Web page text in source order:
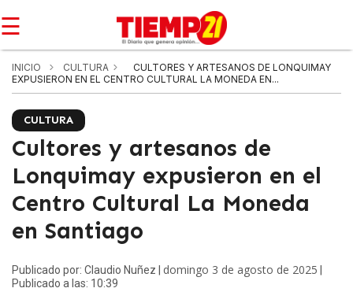
☰
INICIO CULTURA
CULTORES Y ARTESANOS DE LONQUIMAY
EXPUSIERON EN EL CENTRO CULTURAL LA MONEDA EN...
CULTURA
Cultores y artesanos de
Lonquimay expusieron en el
Centro Cultural La Moneda
en Santiago
Publicado por: Claudio Nuñez | domingo 3 de agosto de 2025
Publicado a las: 10:39